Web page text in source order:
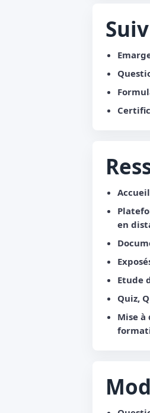
en
Etude
Quiz,
Mise